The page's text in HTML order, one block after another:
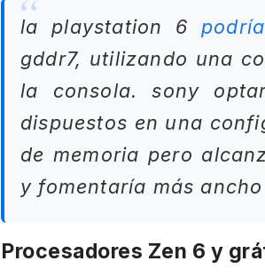
la playstation 6podría
gddr7, utilizando una
la consola. sony
dispuestos en una
de memoria pero
y fomentaría más
Procesadores Zen 6 y